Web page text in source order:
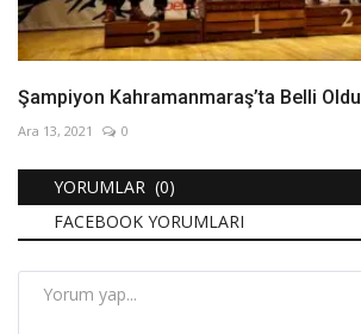
Şampiyon Kahramanmaraş’ta Belli Oldu
Ara 13, 2021 0
YORUMLAR (0)
FACEBOOK YORUMLARI